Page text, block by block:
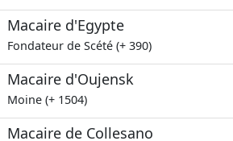
Macaire d'Egypte
Fondateur de Scété (+ 390)
Macaire d'Oujensk
Moine (+ 1504)
Macaire de Collesano